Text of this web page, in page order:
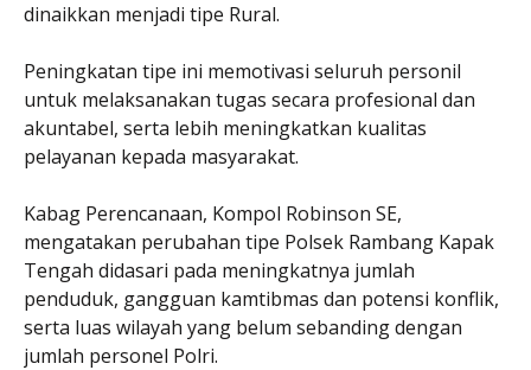
dinaikkan menjadi tipe Rural.
Peningkatan tipe ini memotivasi seluruh personil
untuk melaksanakan tugas secara profesional dan
akuntabel, serta lebih meningkatkan kualitas
pelayanan kepada masyarakat.
Kabag Perencanaan, Kompol Robinson SE,
mengatakan perubahan tipe Polsek Rambang Kapak
Tengah didasari pada meningkatnya jumlah
penduduk, gangguan kamtibmas dan potensi konflik,
serta luas wilayah yang belum sebanding dengan
jumlah personel Polri.